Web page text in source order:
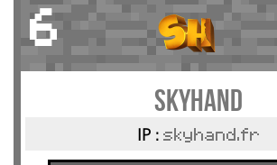
6
SkyHand
IP : skyhand.fr